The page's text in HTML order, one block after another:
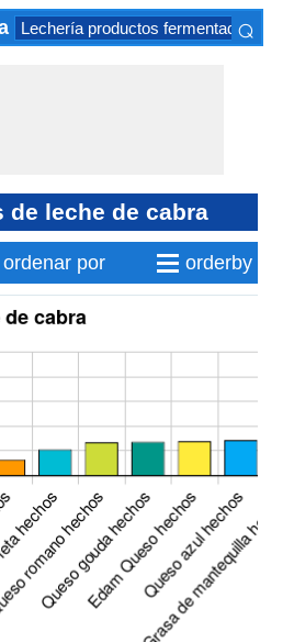
Lechería productos fermentados
⌕
de leche de cabra
≡ orderby
ordenar por